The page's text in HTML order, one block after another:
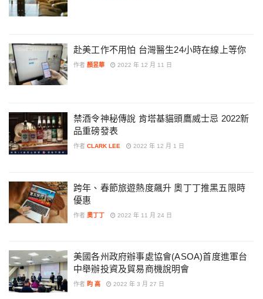
赴美工作不用怕 台灣醫生24小時在線上等你
作者 顏昱華 2022 年 12 月 11 日
禁酒令神秘傳說 肯塔基貓頭鷹威士忌 2022新
品重磅發表
作者 CLARK LEE 2022 年 12 月 1 日
跨年、春節旅遊熱度飆升 奧丁丁推黑五限時
優惠
作者 奧丁丁 2022 年 11 月 24 日
美國各州政府辦事處協會(ASOA)首度進軍台
中舉辦投資及貿易商機說明會
作者 昀 高 2022 年 3 月 27 日